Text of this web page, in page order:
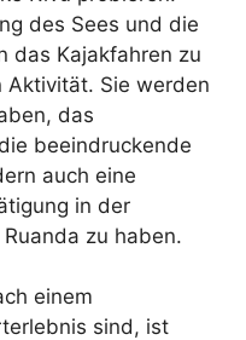
des Sees und die
das Kajakfahren zu
Aktivität. Sie werden
das
beeindruckende
auch eine
in der
zu haben.
einem
sind, ist